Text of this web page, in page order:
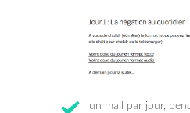
un mail par jour,